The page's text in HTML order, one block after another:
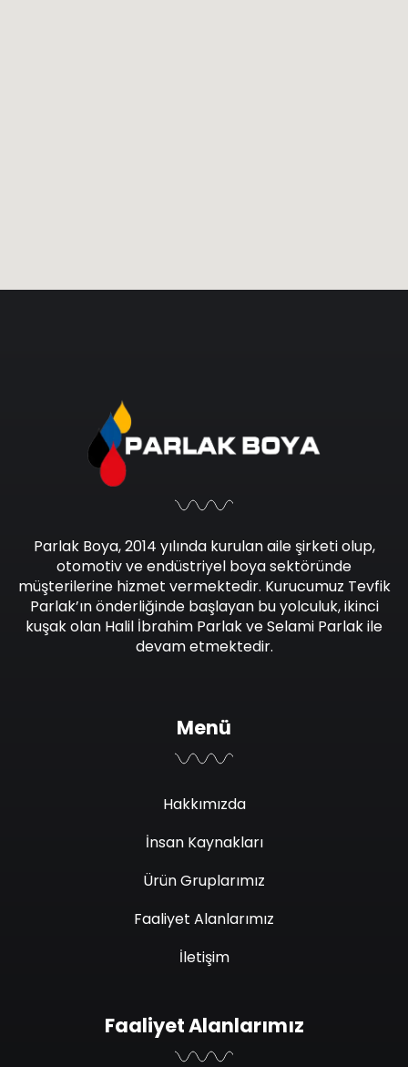
Parlak Boya, 2014 yılında kurulan aile şirketi olup,
otomotiv ve endüstriyel boya sektöründe
müşterilerine hizmet vermektedir. Kurucumuz Tevfik
Parlak’ın önderliğinde başlayan bu yolculuk, ikinci
kuşak olan Halil İbrahim Parlak ve Selami Parlak ile
devam etmektedir.
Menü
Hakkımızda
İnsan Kaynakları
Ürün Gruplarımız
Faaliyet Alanlarımız
İletişim
Faaliyet Alanlarımız